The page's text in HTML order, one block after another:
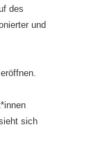
des
und
sich